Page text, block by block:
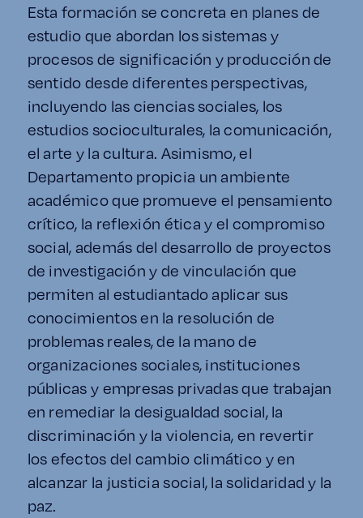
Carreras
Derecho
Prepa ITESO
Becas
Sustentabilidad
Esta formación se concreta en planes de
estudio que abordan los sistemas y
procesos de significación y producción de
sentido desde diferentes perspectivas,
incluyendo las ciencias sociales, los
estudios socioculturales, la comunicación,
el arte y la cultura. Asimismo, el
Departamento propicia un ambiente
académico que promueve el pensamiento
crítico, la reflexión ética y el compromiso
social, además del desarrollo de proyectos
de investigación y de vinculación que
permiten al estudiantado aplicar sus
conocimientos en la resolución de
problemas reales, de la mano de
organizaciones sociales, instituciones
públicas y empresas privadas que trabajan
en remediar la desigualdad social, la
discriminación y la violencia, en revertir
los efectos del cambio climático y en
alcanzar la justicia social, la solidaridad y la
paz.